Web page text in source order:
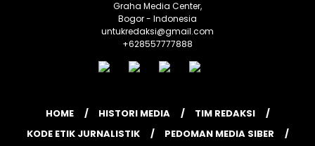
Graha Media Center,
Bogor - Indonesia
untukredaksi@gmail.com
+628557777888
HOME HISTORI MEDIA
TIM REDAKSI
KODE ETIK JURNALISTIK
PEDOMAN MEDIA SIBER